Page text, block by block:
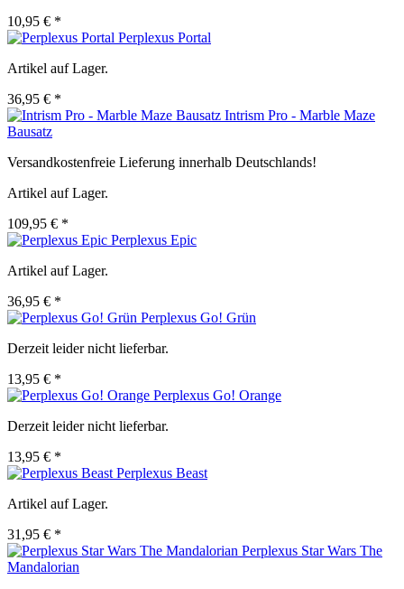
10,95 € *
Perplexus Portal
Artikel auf Lager.
36,95 € *
Intrism Pro - Marble Maze
Bausatz
Versandkostenfreie Lieferung innerhalb Deutschlands!
Artikel auf Lager.
109,95 € *
Perplexus Epic
Artikel auf Lager.
36,95 € *
Perplexus Go! Grün
Derzeit leider nicht lieferbar.
13,95 € *
Perplexus Go! Orange
Derzeit leider nicht lieferbar.
13,95 € *
Perplexus Beast
Artikel auf Lager.
31,95 € *
Perplexus Star Wars The
Mandalorian